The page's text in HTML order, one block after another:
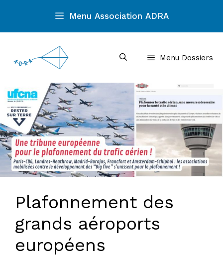
contenu
Menu Association ADRA
Menu Dossiers
Plafonnement des
grands aéroports
européens